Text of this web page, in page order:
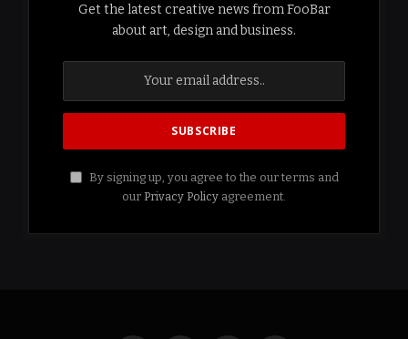
Get the latest creative news from FooBar
about art, design and business.
By signing up, you agree to the our terms and
our Privacy Policy agreement.